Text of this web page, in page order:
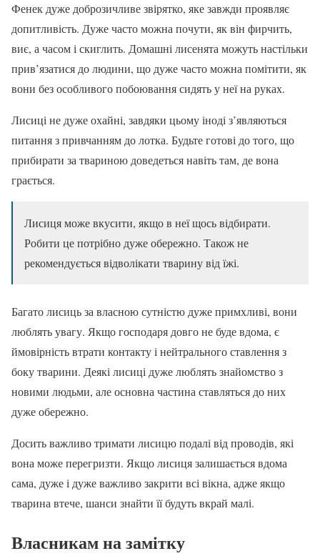
Фенек дуже доброзичливе звірятко, яке завжди проявляє
допитливість. Дуже часто можна почути, як він фирчить,
виє, а часом і скиглить. Домашні лисенята можуть настільки
прив’язатися до людини, що дуже часто можна помітити, як
вони без особливого побоювання сидять у неї на руках.
Лисиці не дуже охайні, завдяки цьому іноді з’являються
питання з привчанням до лотка. Будьте готові до того, що
прибирати за твариною доведеться навіть там, де вона
грається.
Лисиця може вкусити, якщо в неї щось відбирати.
Робити це потрібно дуже обережно. Також не
рекомендується відволікати тварину від їжі.
Багато лисиць за власною сутністю дуже примхливі, вони
люблять увагу. Якщо господаря довго не буде вдома, є
ймовірність втрати контакту і нейтрального ставлення з
боку тварини. Деякі лисиці дуже люблять знайомство з
новими людьми, але основна частина ставляться до них
дуже обережно.
Досить важливо тримати лисицю подалі від проводів, які
вона може перегризти. Якщо лисиця залишається вдома
сама, дуже і дуже важливо закрити всі вікна, адже якщо
тварина втече, шанси знайти її будуть вкрай малі.
Власникам на замітку